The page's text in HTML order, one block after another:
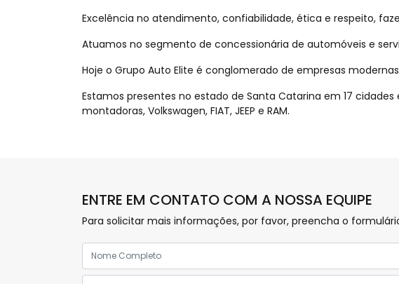
Excelência no atendimento, confiabilidade, ética e respeito,
Atuamos no segmento de concessionária de automóveis e
Hoje o Grupo Auto Elite é conglomerado de empresas
Estamos presentes no estado de Santa Catarina em 17
montadoras, Volkswagen, FIAT, JEEP e RAM.
ENTRE EM CONTATO COM A NOSSA EQUIPE
Para solicitar mais informações, por favor, preencha o